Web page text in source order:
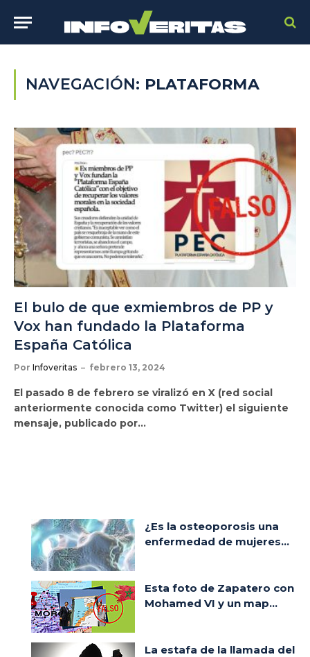
NAVEGACIÓN: PLATAFORMA
El bulo de que exmiembros de PP y
Vox han fundado la Plataforma
España Católica
Por Infoveritas febrero 13, 2024
El pasado 8 de febrero se viralizó en X (red social
anteriormente conocida como Twitter) el siguiente
mensaje, publicado por…
¿Es la osteoporosis una
enfermedad de mujeres...
Esta foto de Zapatero con
Mohamed VI y un map...
La estafa de la llamada del